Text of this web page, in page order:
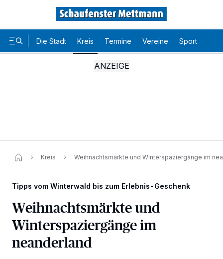
Die Stadt Kreis Termine Vereine Sport
Kreis Weihnachtsmärkte und Winterspaziergänge im
Tipps vom Winterwald bis zum Erlebnis-Geschenk
Weihnachtsmärkte und
Winterspaziergänge im
neanderland
personenbezogene Daten wie Browserdaten oder eindeutige
Kennungen auf Ihrem Gerät zu. Durch Auswahl von OK aktivieren Sie
Tracking-Technologien für die unter „Wir und unsere Partner
verarbeiten Daten, um Ihnen Dienste bereitzustellen“ aufgeführten